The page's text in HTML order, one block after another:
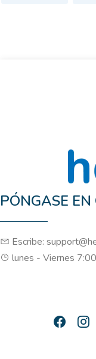
PÓNGASE
Escribe:
lunes - Viernes